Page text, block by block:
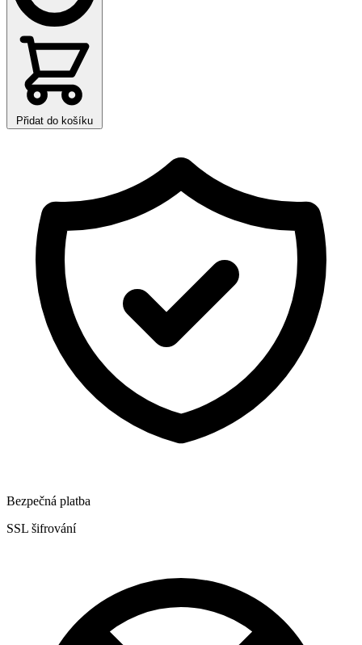
Přidat do košíku
Bezpečná platba
SSL šifrování